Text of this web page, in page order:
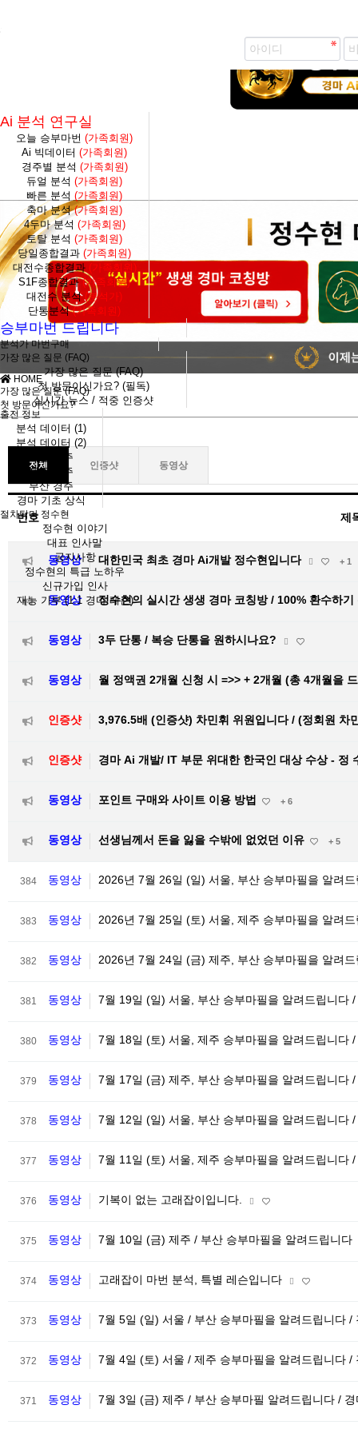
Ai 분석 연구실
오늘 승부마번(가족회원)
Ai 빅데이터(가족회원)
경주별 분석 (가족회원)
듀얼 분석(가족회원)
빠른 분석(가족회원)
축마 분석(가족회원)
4두마 분석 (가족회원)
토탈 분석(가족회원)
당일종합결과(가족회원)
대전수종합결과 (가족회원)
S1F종합결과(가족회원)
대전수 분석(분석가)
단통분석(가족회원)
승부마번 드립니다
분석가 마번구매
가장 많은 질문 (FAQ)
가장 많은 질문 (FAQ)
첫 방문이신가요? (필독)
실시간 뉴스 / 적중 인증샷
출전 정보
분석 데이터 (1)
분석 데이터 (2)
서울 경주
제주 경주
부산 경주
경마 기초 상식
절차탁마 정수현
정수현 이야기
대표 인사말
공지사항
정수현의 특급 노하우
신규가입 인사
재능 기부 (1:1 경마 레슨)
HOME
가장 많은 질문 (FAQ)
첫 방문이신가요?
전체 인증샷 동영상
번호 제
동영상 대한민국 최초 경마 Ai개발 정수현입니다 + 1
동영상 정수현의 실시간 생생 경마 코칭방 / 100% 환수하
동영상 3두 단통 / 복승 단통을 원하시나요?
동영상 월 정액권 2개월 신청 시 =>> + 2개월 (총 4개월을
인증샷 3,976.5배 (인증샷) 차민휘 위원입니다 / (정회원 차
인증샷 경마 Ai 개발/ IT 부문 위대한 한국인 대상 수상 - 정
동영상 포인트 구매와 사이트 이용 방법 + 6
동영상 선생님께서 돈을 잃을 수밖에 없었던 이유 + 5
384 동영상 2026년 7월 26일 (일) 서울, 부산 승부마필을 알려
383 동영상 2026년 7월 25일 (토) 서울, 제주 승부마필을 알려
382 동영상 2026년 7월 24일 (금) 제주, 부산 승부마필을 알려
381 동영상 7월 19일 (일) 서울, 부산 승부마필을 알려드립니다
380 동영상 7월 18일 (토) 서울, 제주 승부마필을 알려드립니다
379 동영상 7월 17일 (금) 제주, 부산 승부마필을 알려드립니다
378 동영상 7월 12일 (일) 서울, 부산 승부마필을 알려드립니다
377 동영상 7월 11일 (토) 서울, 제주 승부마필을 알려드립니다
376 동영상 기복이 없는 고래잡이입니다.
375 동영상 7월 10일 (금) 제주 / 부산 승부마필을 알려드립니다
374 동영상 고래잡이 마번 분석, 특별 레슨입니다
373 동영상 7월 5일 (일) 서울 / 부산 승부마필을 알려드립니다
372 동영상 7월 4일 (토) 서울 / 제주 승부마필을 알려드립니다
371 동영상 7월 3일 (금) 제주 / 부산 승부마필 알려드립니다 /